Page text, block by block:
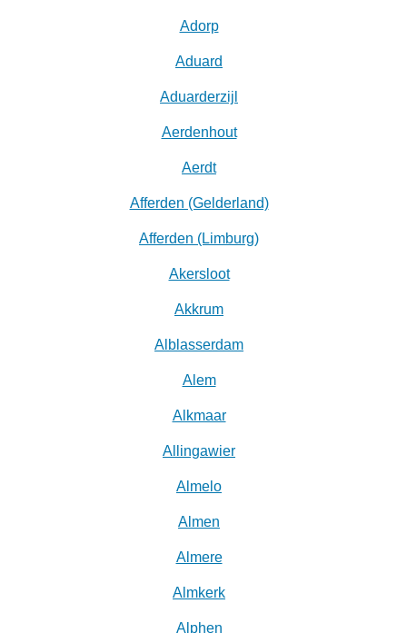
Adorp
Aduard
Aduarderzijl
Aerdenhout
Aerdt
Afferden (Gelderland)
Afferden (Limburg)
Akersloot
Akkrum
Alblasserdam
Alem
Alkmaar
Allingawier
Almelo
Almen
Almere
Almkerk
Alphen